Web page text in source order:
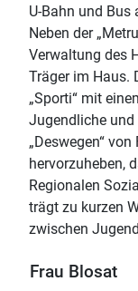
U-Bahn und Bus
Neben der
Verwaltung des
Träger im Haus.
„Sporti“ mit
Jugendliche und
„Deswegen“
hervorzuheben,
Regionalen
trägt zu kurzen
zwischen
Frau Blosat